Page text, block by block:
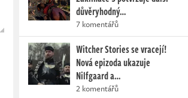
důvěryhodný…
7 komentářů
Witcher Stories se vracejí!
Nová epizoda ukazuje
Nilfgaard a…
2 komentářů